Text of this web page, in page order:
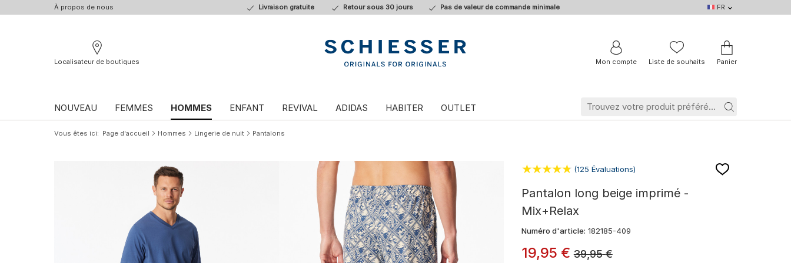
À propos de nous Livraison gratuite Retour sous 30 jours Pas de valeur de commande minimale
FR
DE
NL
BE
FR
Localisateur de boutiques Mon compte Liste de souhaits Panier
NOUVEAU FEMMES HOMMES ENFANT REVIVAL ADIDAS HABITER OUTLET
Vous êtes ici Page d'accueil Hommes Lingerie de nuit Pantalons
(125 Évaluations)
Pantalon long beige imprimé -
Mix+Relax
Numéro d'article: 182185-409
19,95 €39,95 €